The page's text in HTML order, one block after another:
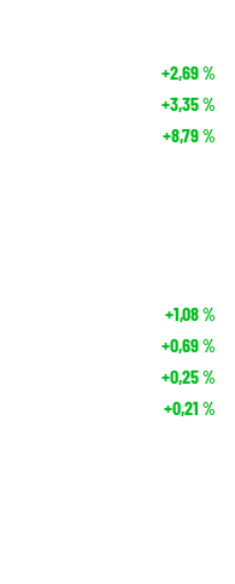
+2,69%
+3,35%
+8,79%
+1,08%
+0,69%
+0,25%
+0,21 %